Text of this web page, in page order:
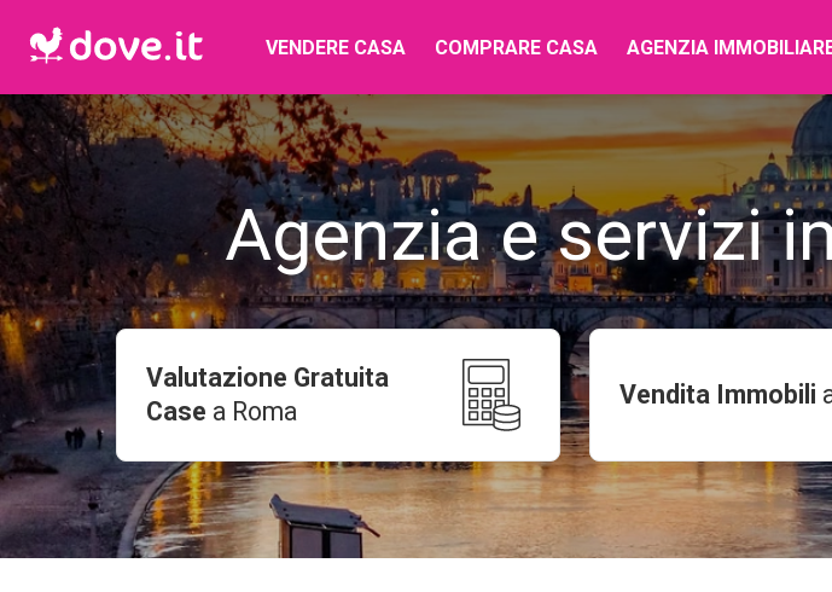
VENDERE CASA COMPRARE CASA AGENZIA
Agenzia e servizi
Valutazione Gratuita
Case a Roma
Vendita Immobili